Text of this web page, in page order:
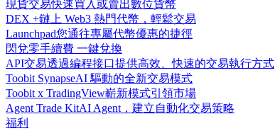
現貨交易快速買入或賣出數位貨幣
DEX +鏈上 Web3 熱門代幣，輕鬆交易
Launchpad您通往專屬代幣優惠的捷徑
閃兌零手續費 一鍵兌換
API交易透過編程接口提供高效、快速的交易執行方式
Toobit SynapseAI 驅動的全新交易模式
Toobit x TradingView嶄新模式引領市場
Agent Trade KitAI Agent，建立自動化交易策略
福利